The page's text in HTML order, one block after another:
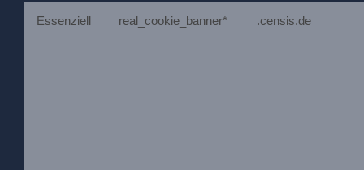
Essenziell real_cookie_banner* .censis.de